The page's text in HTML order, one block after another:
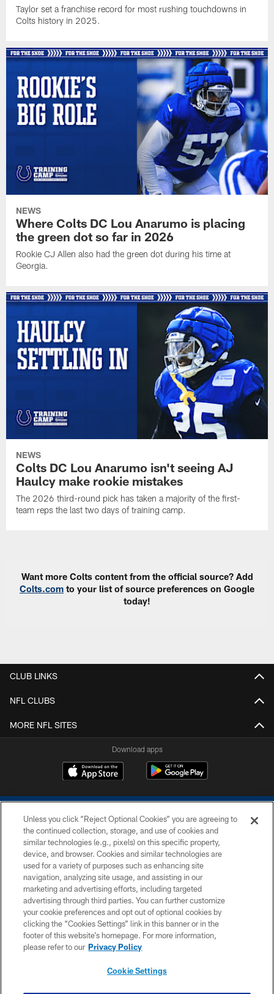
Taylor set a franchise record for most rushing touchdowns in
Colts history in 2025.
NEWS
Where Colts DC Lou Anarumo is placing
the green dot so far in 2026
Rookie CJ Allen also had the green dot during his time at
Georgia.
NEWS
Colts DC Lou Anarumo isn't seeing AJ
Haulcy make rookie mistakes
The 2026 third-round pick has taken a majority of the first-
team reps the last two days of training camp.
Want more Colts content from the official source? Add
Colts.com to your list of source preferences on Google
today!
CLUB LINKS
NFL CLUBS
MORE NFL SITES
Download apps
COPYRIGHT © 2026 COLTS, INC.
PRIVACY POLICY
ACCESSIBILITY
CONTACT US
SITE MAP
Unless you click “Reject Optional Cookies” you are agreeing to
the continued collection, storage, and use of cookies and
similar technologies (e.g., pixels) on this specific property,
device, and browser. Cookies and similar technologies are
used for a variety of purposes such as enhancing site
navigation, analyzing site usage, and assisting in our
marketing and advertising efforts, including targeted
advertising through third parties. You can further customize
your cookie preferences and opt out of optional cookies by
clicking the “Cookies Settings” link in this banner or in the
footer of this website’s homepage. For more information,
please refer to our Privacy Policy
Cookie Settings